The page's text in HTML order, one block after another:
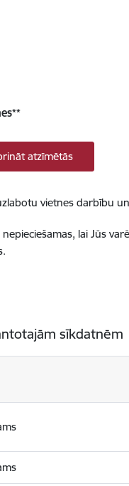
**
atzīmētās
vietnes darbību
lai Jūs
sīkdatnēm